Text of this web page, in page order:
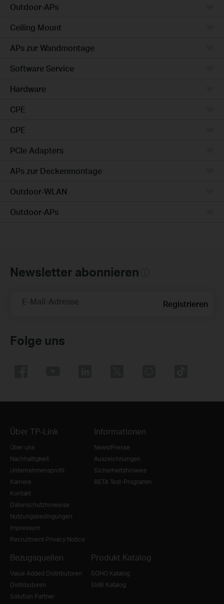
Outdoor-APs
Ceiling Mount
APs zur Wandmontage
Software Service
Hardware
CPE
CPE
PCIe Adapters
APs zur Deckenmontage
Outdoor-WLAN
Outdoor-APs
Newsletter abonnieren
E-Mail-Adresse Registrieren
Folge uns
Über TP-Link
Über uns
Nachhaltigkeit
Unternehmensprofil
Karriere
Kontakt
Datenschutzhinweise
Nutzungsbedingungen
Impressum
Recruitment Privacy Notice
Informationen
News/Presse
Auszeichnungen
Sicherheitshinweis
BETA Test-Programm
Bezugsquellen
Value Added Distributoren
Distributoren
Solution Partner
Produkt Katalog
SOHO Katalog
SMB Katalog